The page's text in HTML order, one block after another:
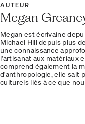
AUTEUR
Megan
Megan est écrivaine
Michael Hill depuis plus
une connaissance
l'artisanat aux matériaux
comprend également la
d'anthropologie, elle sait
culturels liés à ce que